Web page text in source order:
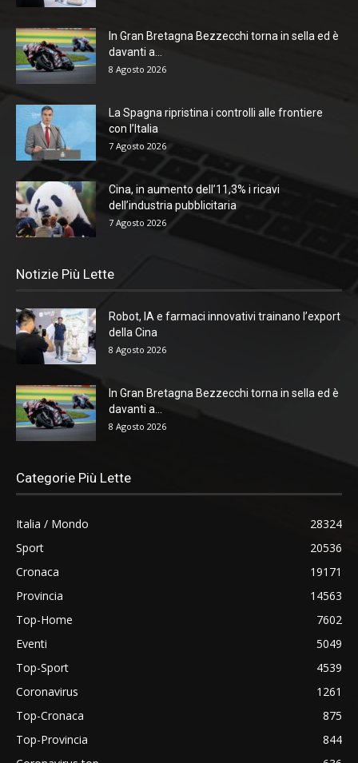
In Gran Bretagna Bezzecchi torna in sella ed è
davanti a...
8 Agosto 2026
La Spagna ripristina i controlli alle frontiere
con l’Italia
7 Agosto 2026
Cina, in aumento dell’11,3% i ricavi
dell’industria pubblicitaria
7 Agosto 2026
Notizie Più Lette
Robot, IA e farmaci innovativi trainano l’export
della Cina
8 Agosto 2026
In Gran Bretagna Bezzecchi torna in sella ed è
davanti a...
8 Agosto 2026
Categorie Più Lette
Italia / Mondo
28324
Sport
20536
Cronaca
19171
Provincia
14563
Top-Home
7602
Eventi
5049
Top-Sport
4539
Coronavirus
1261
Top-Cronaca
875
Top-Provincia
844